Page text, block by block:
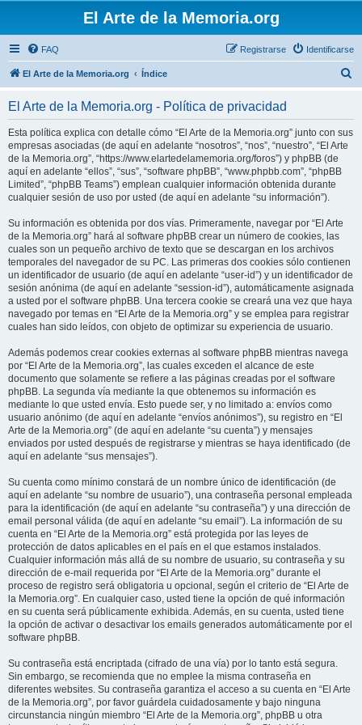
El Arte de la Memoria.org
FAQ Identificarse
Registrarse
El Arte de la Memoria.org Índice
El Arte de la Memoria.org - Política de privacidad
Esta política explica con detalle cómo “El Arte de la Memoria.org” junto con sus
empresas asociadas (de aquí en adelante “nosotros”, “nos”, “nuestro”, “El Arte
de la Memoria.org”, “https://www.elartedelamemoria.org/foros”) y phpBB (de
aquí en adelante “ellos”, “sus”, “software phpBB”, “www.phpbb.com”, “phpBB
Limited”, “phpBB Teams”) emplean cualquier información obtenida durante
cualquier sesión de uso por usted (de aquí en adelante “su información”).
Su información es obtenida por dos vías. Primeramente, navegar por “El Arte
de la Memoria.org” hará al software phpBB crear un número de cookies, las
cuales son un pequeño archivo de texto que se descargan en los archivos
temporales del navegador de su PC. Las primeras dos cookies sólo contienen
un identificador de usuario (de aquí en adelante “user-id”) y un identificador de
sesión anónima (de aquí en adelante “session-id”), automáticamente asignada
a usted por el software phpBB. Una tercera cookie se creará una vez que haya
navegado por temas en “El Arte de la Memoria.org” y se emplea para registrar
cuales han sido leídos, con objeto de optimizar su experiencia de usuario.
Además podemos crear cookies externas al software phpBB mientras navega
por “El Arte de la Memoria.org”, las cuales exceden el alcance de este
documento que solamente se refiere a las páginas creadas por el software
phpBB. La segunda vía mediante la que obtenemos su información es
mediante lo que usted envía. Esto puede ser, y no limitado a: envíos como
usuario anónimo (de aquí en adelante “envíos anónimos”), su registro en “El
Arte de la Memoria.org” (de aquí en adelante “su cuenta”) y mensajes
enviados por usted después de registrarse y mientras se haya identificado (de
aquí en adelante “sus mensajes”).
Su cuenta como mínimo constará de un nombre único de identificación (de
aquí en adelante “su nombre de usuario”), una contraseña personal empleada
para la identificación (de aquí en adelante “su contraseña”) y una dirección de
email personal válida (de aquí en adelante “su email”). La información de su
cuenta en “El Arte de la Memoria.org” está protegida por las leyes de
protección de datos aplicables en el país en el que estamos instalados.
Cualquier información más allá de su nombre de usuario, su contraseña y su
dirección de e-mail requerida por “El Arte de la Memoria.org” durante el
proceso de registro será obligatoria u opcional, según el criterio de “El Arte de
la Memoria.org”. En cualquier caso, usted tiene la opción de qué información
en su cuenta será públicamente exhibida. Además, en su cuenta, usted tiene
la opción de activar o desactivar los emails generados automáticamente por el
software phpBB.
Su contraseña está encriptada (cifrado de una vía) por lo tanto está segura.
Sin embargo, se recomienda que no emplee la misma contraseña en
diferentes websites. Su contraseña garantiza el acceso a su cuenta en “El Arte
de la Memoria.org”, por favor guárdela cuidadosamente y bajo ninguna
circunstancia ningún miembro “El Arte de la Memoria.org”, phpBB u otra